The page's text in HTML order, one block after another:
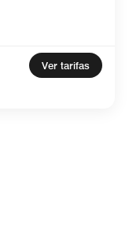
Ver tarifas